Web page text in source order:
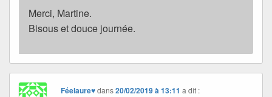
Merci, Martine.
Bisous et douce journée.
Féelaure♥dans20/02/2019 à 13:11 a dit :